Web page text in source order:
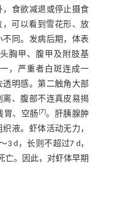
食欲减退或停止摄食
可以看到雪花形、放
同。发病后期，体表
胸甲、腹甲及附肢基
，严重者白斑连成一
明感。第二触角大部
、腹部不连真皮易揭
胃、空肠[7]。肝胰腺肿
液。虾体活动无力，
3 d，长则不超过7 d，
亡。因此，对虾体早期